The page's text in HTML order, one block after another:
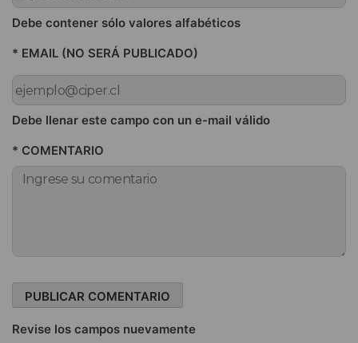
Debe contener sólo valores alfabéticos
* EMAIL (NO SERÁ PUBLICADO)
Debe llenar este campo con un e-mail válido
* COMENTARIO
Revise los campos nuevamente